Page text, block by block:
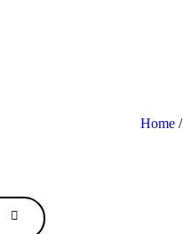
Home